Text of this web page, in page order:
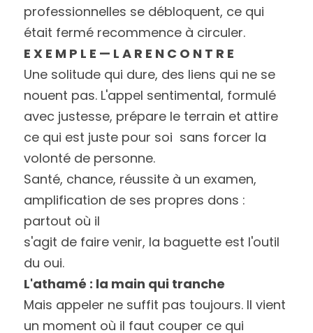
professionnelles se débloquent, ce qui
était fermé recommence à circuler.
E X E M P L E — L A R E N C O N T R E
Une solitude qui dure, des liens qui ne se
nouent pas. L'appel sentimental, formulé
avec justesse, prépare le terrain et attire
ce qui est juste pour soi  sans forcer la
volonté de personne.
Santé, chance, réussite à un examen,
amplification de ses propres dons :
partout où il
s'agit de faire venir, la baguette est l'outil
du oui.
L'athamé : la main qui tranche
Mais appeler ne suffit pas toujours. Il vient
un moment où il faut couper ce qui